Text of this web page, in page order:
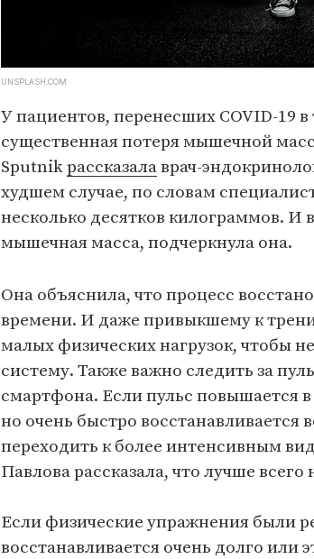
UNSPLASH.COM
У пациентов, перенесших COVID-19
существенная потеря мышечной
Sputnikрассказалаврач-
худшем случае, по словам
несколько десятков килограммов. И
мышечная масса, подчеркнула она.
Она объяснила, что процесс
времени. И даже привыкшему к
малых физических нагрузок, чтобы
систему. Также важно следить за
смартфона. Если пульс повышается
но очень быстро восстанавливается
переходить к более интенсивным
Павлова рассказала, что лучше
Если физические упражнения были
восстанавливается очень долго или